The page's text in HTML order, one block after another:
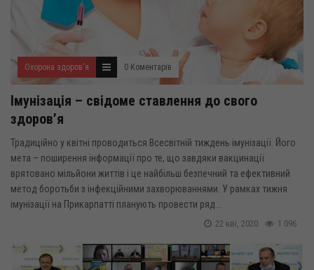
Охорона здоров'я 0 Коментарів
Імунізація – свідоме ставлення до свого
здоров’я
Традиційно у квітні проводиться Всесвітній тиждень імунізації. Його
мета – поширення інформації про те, що завдяки вакцинації
врятовано мільйони життів і це найбільш безпечний та ефективний
метод боротьби з інфекційними захворюваннями. У рамках тижня
імунізації на Прикарпатті планують провести ряд...
1 096
22 кві, 2020